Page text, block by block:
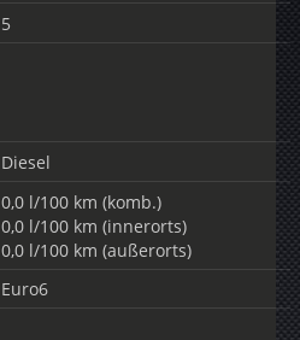
5
Diesel
0,0 l/100 km (komb.)
0,0 l/100 km (innerorts)
0,0 l/100 km (außerorts)
Euro6